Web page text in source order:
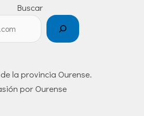
Buscar
la provincia Ourense.
por Ourense